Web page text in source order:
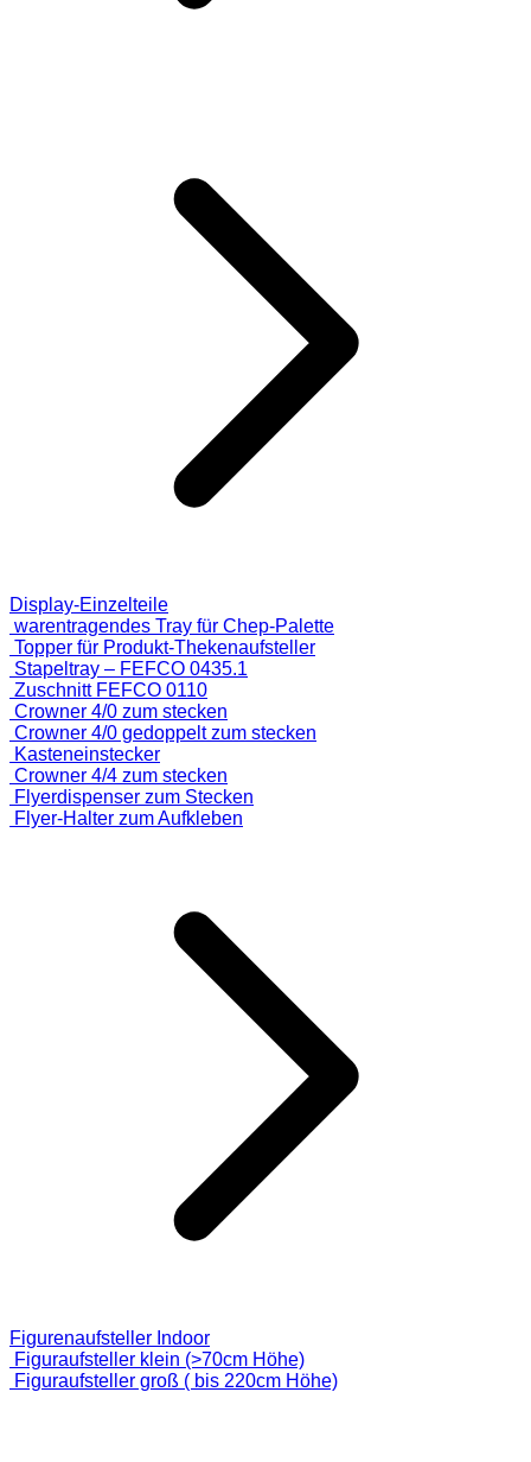
Display-Einzelteile
warentragendes Tray für Chep-Palette
Topper für Produkt-Thekenaufsteller
Stapeltray – FEFCO 0435.1
Zuschnitt FEFCO 0110
Crowner 4/0 zum stecken
Crowner 4/0 gedoppelt zum stecken
Kasteneinstecker
Crowner 4/4 zum stecken
Flyerdispenser zum Stecken
Flyer-Halter zum Aufkleben
Figurenaufsteller Indoor
Figuraufsteller klein (>70cm Höhe)
Figuraufsteller groß ( bis 220cm Höhe)